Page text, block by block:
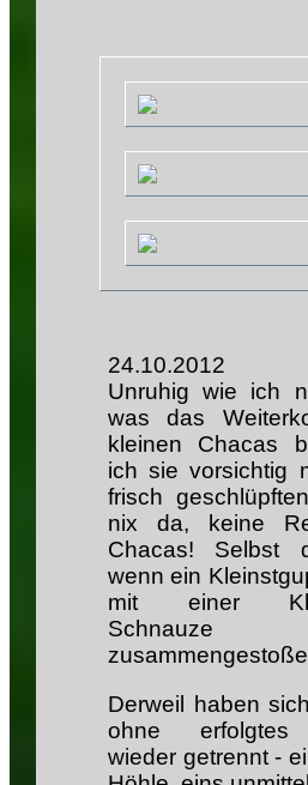
24.10.2012
Unruhig wie ich
was das
kleinen Chacas
ich sie vorsichtig
frisch
nix da, keine
Chacas! Selbst
wenn ein
mit einer
Schnauze
Derweil haben
ohne erfolgtes
wieder getrennt -